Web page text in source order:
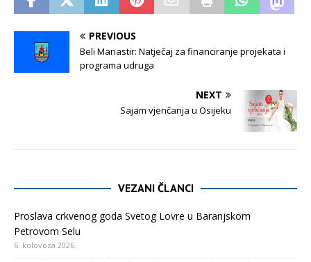
PREVIOUS
Beli Manastir: Natječaj za financiranje projekata i
programa udruga
NEXT
Sajam vjenčanja u Osijeku
VEZANI ČLANCI
Proslava crkvenog goda Svetog Lovre u Baranjskom
Petrovom Selu
6. kolovoza 2026.